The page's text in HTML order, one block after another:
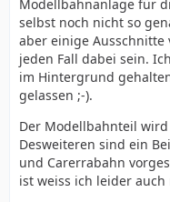
Modellbahnanlage für
selbst noch nicht so
aber einige
jeden Fall dabei sein.
im Hintergrund
gelassen ;-).
Der Modellbahnteil
Desweiteren sind ein
und Carerrabahn
ist weiss ich leider auch